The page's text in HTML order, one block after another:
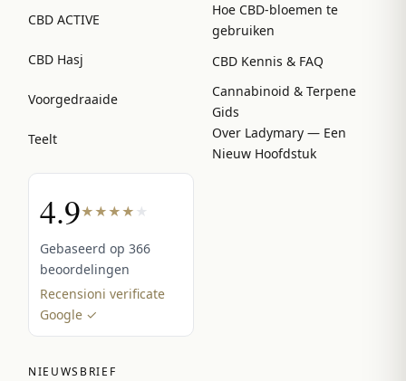
CBD ACTIVE
CBD Hasj
Voorgedraaide
Teelt
4.9★★★★ ★
Gebaseerd op 366
beoordelingen
Recensioni verificate
Google ✓
Hoe CBD-bloemen te
gebruiken
CBD Kennis & FAQ
Cannabinoid & Terpene
Gids
Over Ladymary — Een
Nieuw Hoofdstuk
NIEUWSBRIEF